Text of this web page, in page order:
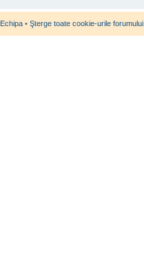
Echipa • Şterge toate cookie-urile forumului